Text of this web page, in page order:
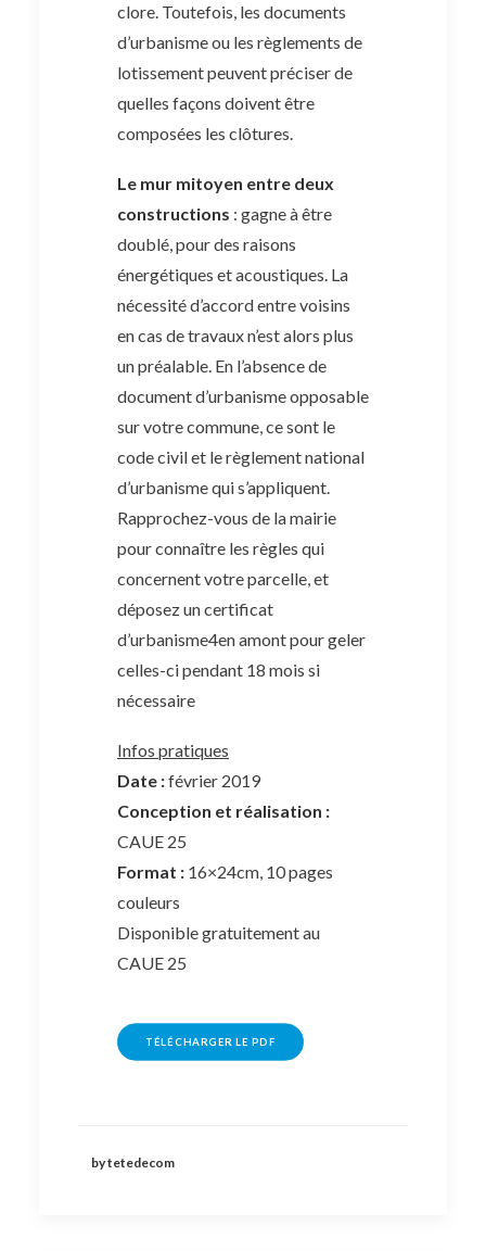
clore. Toutefois, les documents
d’urbanisme ou les règlements de
lotissement peuvent préciser de
quelles façons doivent être
composées les clôtures.
Le mur mitoyen entre deux
constructions : gagne à être
doublé, pour des raisons
énergétiques et acoustiques. La
nécessité d’accord entre voisins
en cas de travaux n’est alors plus
un préalable. En l’absence de
document d’urbanisme opposable
sur votre commune, ce sont le
code civil et le règlement national
d’urbanisme qui s’appliquent.
Rapprochez-vous de la mairie
pour connaître les règles qui
concernent votre parcelle, et
déposez un certificat
d’urbanisme4en amont pour geler
celles-ci pendant 18 mois si
nécessaire
Infos pratiques
Date :février 2019
Conception et réalisation :
CAUE 25
Format : 16×24cm, 10 pages
couleurs
Disponible gratuitement au
CAUE 25
TÉLÉCHARGER LE PDF
by tetedecom